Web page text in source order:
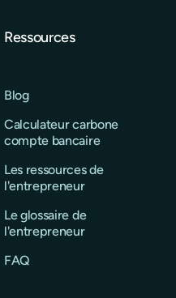
Ressources
Blog
Calculateur carbone
compte bancaire
Les ressources de
l'entrepreneur
Le glossaire de
l'entrepreneur
FAQ